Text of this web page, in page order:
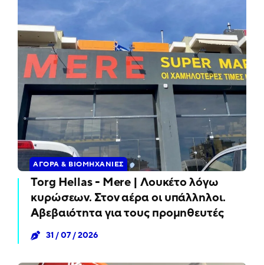
ΑΓΟΡΆ & ΒΙΟΜΗΧΑΝΊΕΣ
Torg Hellas - Mere | Λουκέτο λόγω
κυρώσεων. Στον αέρα οι υπάλληλοι.
Αβεβαιότητα για τους προμηθευτές
31 / 07 / 2026